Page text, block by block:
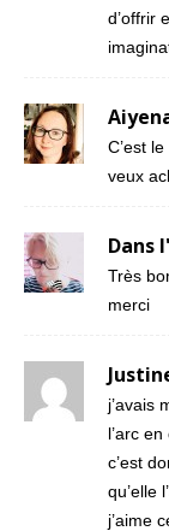
d’offrir
C’est
veux
Dans
Très
merci
j’avais
l’arc
c’est
qu’elle
j’aime